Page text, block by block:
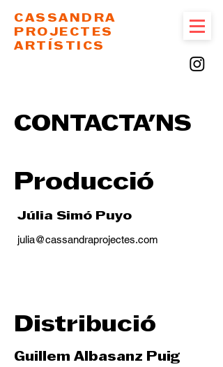
CASSANDRA
PROJECTES
ARTÍSTICS
CONTACTA'NS
Producció
Júlia Simó Puyo
julia@cassandraprojectes.com
Distribució
Guillem Albasanz Puig